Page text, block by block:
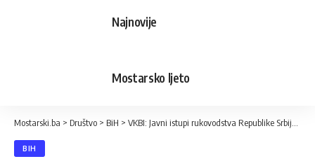
Najnovije
Mostarsko ljeto
Mostarski.ba > Društvo > BiH > VKBI: Javni istupi rukovodstva Republike Srbije i bh. entiteta RS narušavaju Dejtonski sporazum
BIH